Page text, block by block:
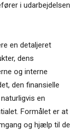
i udarbejdelsen
en detaljeret
dens
og interne
den finansielle
en
Formålet er at
og hjælp til de